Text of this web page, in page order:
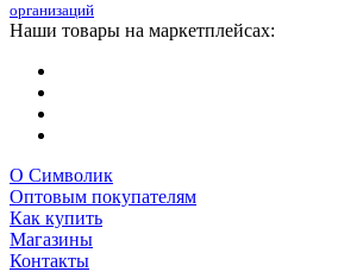
организаций
Наши товары на маркетплейсах:
О Символик
Оптовым покупателям
Как купить
Магазины
Контакты